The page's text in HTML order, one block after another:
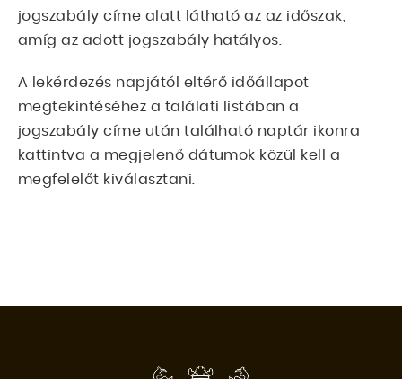
jogszabály címe alatt látható az az időszak,
amíg az adott jogszabály hatályos.
A lekérdezés napjától eltérő időállapot
megtekintéséhez a találati listában a
jogszabály címe után található naptár ikonra
kattintva a megjelenő dátumok közül kell a
megfelelőt kiválasztani.